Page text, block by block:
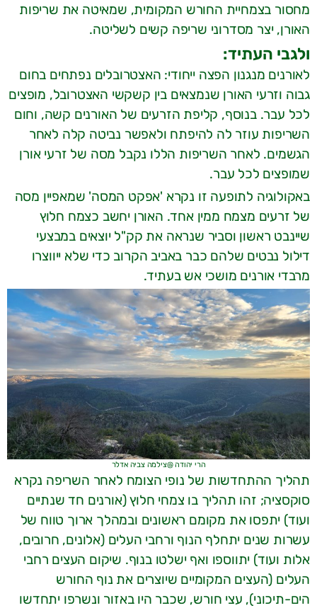
מחסור בצמחיית החורש המקומית, שמאיטה את שריפות
האורן, יצר מסדרוני שריפה קשים לשליטה.
ולגבי העתיד:
לאורנים מנגנון הפצה ייחודי: האצטרובלים נפתחים בחום
גבוה וזרעי האורן שנמצאים בין קשקשי האצטרובל, מופצים
לכל עבר. בנוסף, קליפת הזרעים של האורנים קשה, וחום
השריפות עוזר לה להיפתח ולאפשר נביטה קלה לאחר
הגשמים. לאחר השריפות הללו נקבל מסה של זרעי אורן
שמופצים לכל עבר.
באקולוגיה לתופעה זו נקרא 'אפקט המסה' שמאפיין מסה
של זרעים מצמח ממין אחד. האורן יחשב כצמח חלוץ
שיינבט ראשון וסביר שנראה את קק"ל יוצאים במבצעי
דילול נבטים שלהם כבר באביב הקרוב כדי שלא ייווצרו
מרבדי אורנים מושכי אש בעתיד.
הרי יהודה @צילמה צביה אדלר
תהליך ההתחדשות של נופי הצומח לאחר השריפה נקרא
סוקסציה; זהו תהליך בו צמחי חלוץ (אורנים חד שנתיים
ועוד) יתפסו את מקומם ראשונים ובמהלך ארוך טווח של
עשרות שנים יתחלף הנוף ורחבי העלים (אלונים, חרובים,
אלות ועוד) יתווספו ואף ישלטו בנוף. שיקום העצים רחבי
העלים (העצים המקומיים שיוצרים את נוף החורש
הים-תיכוני), עצי חורש, שכבר היו באזור ונשרפו יתחדשו